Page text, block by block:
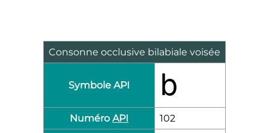
Consonne occlusive bilabiale voisée
Symbole API b
Numéro API
102